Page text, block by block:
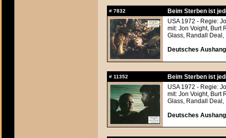
# 7832
Beim Sterben ist
USA 1972 - Regie:
mit: Jon Voight, Burt
Glass, Randall Deal,
Deutsches
# 11352
Beim Sterben ist
USA 1972 - Regie:
mit: Jon Voight, Burt
Glass, Randall Deal,
Deutsches